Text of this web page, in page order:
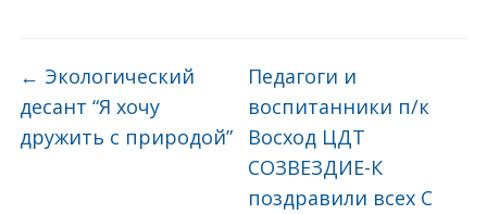
← Экологический
десант “Я хочу
дружить с природой”
Педагоги и
воспитанники п/к
Восход ЦДТ
СОЗВЕЗДИЕ-К
поздравили всех С